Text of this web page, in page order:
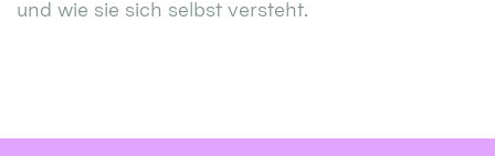
und wie sie sich selbst versteht.